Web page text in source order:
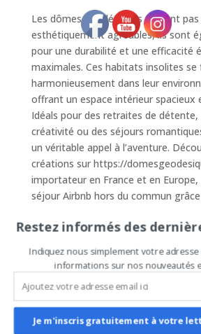
Les dômes géodésiques ne sont
esthétiquement agréables, ils sont
pour une durabilité et une efficacité
maximales. Ces habitats insolites
harmonieusement dans leur
offrant un espace intérieur spacieux
Idéals pour des retraites de détente,
créativité ou des séjours
un véritable appel à l’aventure.
créations sur https://
importateur en France et en
séjour Airbnb hors du commun
Votre Séjour Airbnb ?
Les dômes géodésiques représentés
invitation à vivre autrement. Leur
permet une meilleure répartition de
Restez informés des
Indiquez nous simplement votre adresse
informations sur nos nouveautés
Je m'inscris gratuitement à votre